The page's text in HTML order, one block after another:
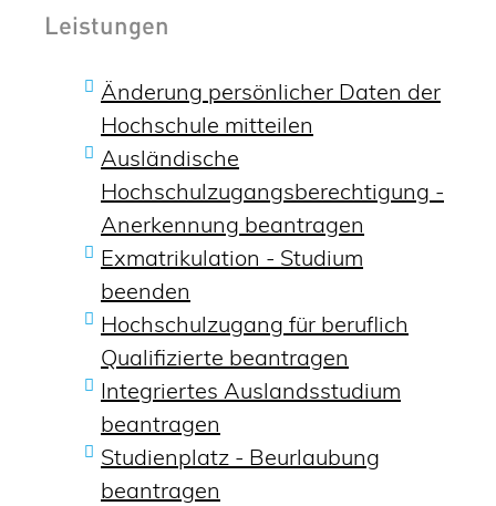
Leistungen
Änderung persönlicher Daten der
Hochschule mitteilen
Ausländische
Hochschulzugangsberechtigung -
Anerkennung beantragen
Exmatrikulation - Studium
beenden
Hochschulzugang für beruflich
Qualifizierte beantragen
Integriertes Auslandsstudium
beantragen
Studienplatz - Beurlaubung
beantragen